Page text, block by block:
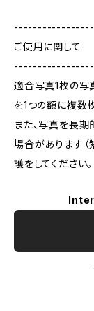
ご使用に関して
適合写真1枚の写
を1つの額に複数
また、写真を長
場合があります（
護をしてください。